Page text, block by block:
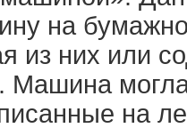
на
из них или
Машина
на